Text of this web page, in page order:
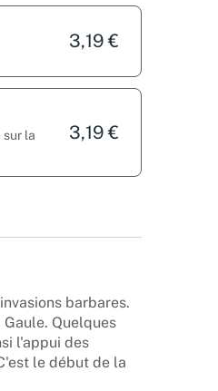
3,19 €
sur la
3,19 €
barbares.
Quelques
l'appui des
le début de la